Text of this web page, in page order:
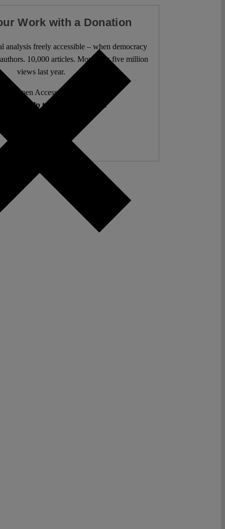
Work with a Donation
analysis freely accessible – when democracy
10,000 articles. More than five million
views last year.
Open Access. Reader-funded.
your help to keep it that way.